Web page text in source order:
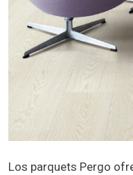
Los parquets Pergo